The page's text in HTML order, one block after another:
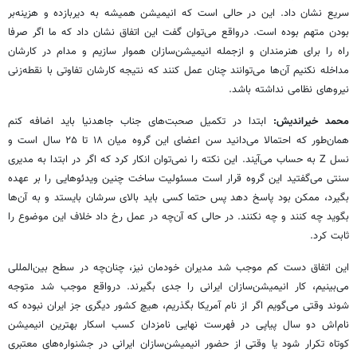
سریع نشان داد. این در حالی است که انیمیشن همیشه به دیربازده و هزینه‌بر
بودن متهم بوده است. درواقع می‌توان گفت این اتفاق نشان داد که ما اگر صرفا
راه را برای هنرمندان و ازجمله انیمیشن‌سازان هموار سازیم و مدام در کارشان
مداخله نکنیم آن‌ها می‌توانند چنان عمل کنند که نتیجه کارشان تفاوتی با نقطه‌زنی
نیروهای نظامی نداشته باشد.
محمد خیراندیش: ابتدا در تکمیل صحبت‌های جناب جاهدنیا باید اضافه کنم
همان‌طور که احتمالا می‌دانید سن اعضای این گروه میان ۱۸ تا ۲۵ سال است و
نسل Z به حساب می‌آیند. این نکته را نمی‌توان انکار کرد که اگر در ابتدا به مدیری
سنتی می‌گفتید این گروه قرار است مسئولیت ساخت چنین ویدئوهایی را بر عهده
بگیرد، ممکن بود پاسخ دهد پس حتما کسی باید بالای سرشان بایستد و به آن‌ها
بگوید چه کنند و چه نکنند. در حالی که آن‌چه در عمل رخ داد خلاف این موضوع را
ثابت کرد.
این اتفاق دست کم موجب شد مدیران خودمان نیز، چنان‌چه در سطح بین‌المللی
می‌بینیم، کار انیمیشن‌سازان ایرانی را جدی بگیرند. درواقع موجب شد متوجه
شوند وقتی می‌گویم اگر از نام آمریکا بگذریم، هیچ کشور دیگری جز ایران نبوده که
نام‌اش دو سال پیاپی در فهرست نهایی نامزدان کسب اسکار بهترین انیمیشن
کوتاه تکرار شود یا وقتی از حضور انیمیشن‌سازان ایرانی در جشنواره‌های معتبری